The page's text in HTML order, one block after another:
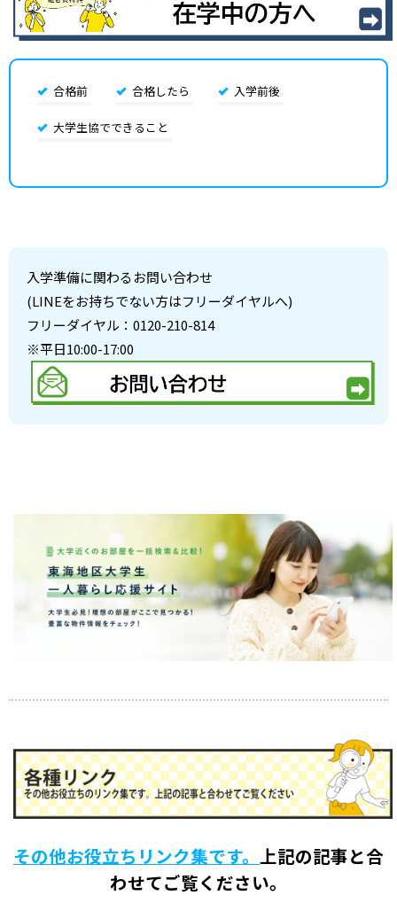
合格前 合格したら 入学前後
大学生協でできること
入学準備に関わるお問い合わせ
(LINEをお持ちでない方はフリーダイヤルへ)
フリーダイヤル：0120-210-814
※平日10:00-17:00
その他お役立ちリンク集です。 上記の記事と合
わせてご覧ください。